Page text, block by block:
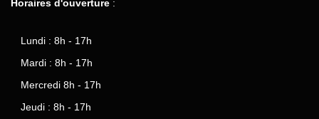
Horaires d'ouverture :
Lundi : 8h - 17h
Mardi : 8h - 17h
Mercredi 8h - 17h
Jeudi : 8h - 17h